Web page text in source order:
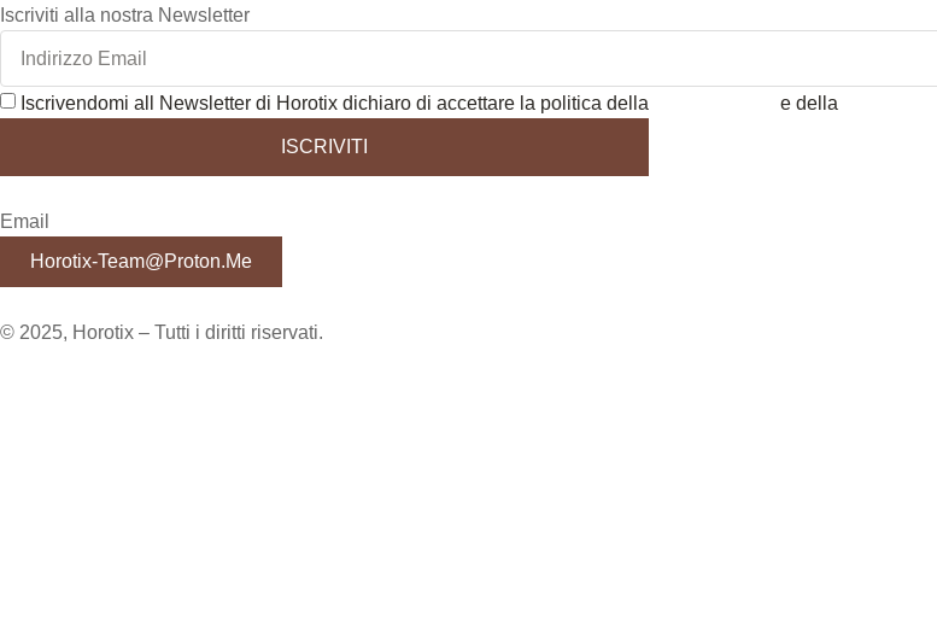
Iscriviti alla nostra Newsletter
Iscrivendomi all Newsletter di Horotix dichiaro di accettare la politica della e della
ISCRIVITI
Email
Horotix-Team@proton.me
© 2025, Horotix – Tutti i diritti riservati.